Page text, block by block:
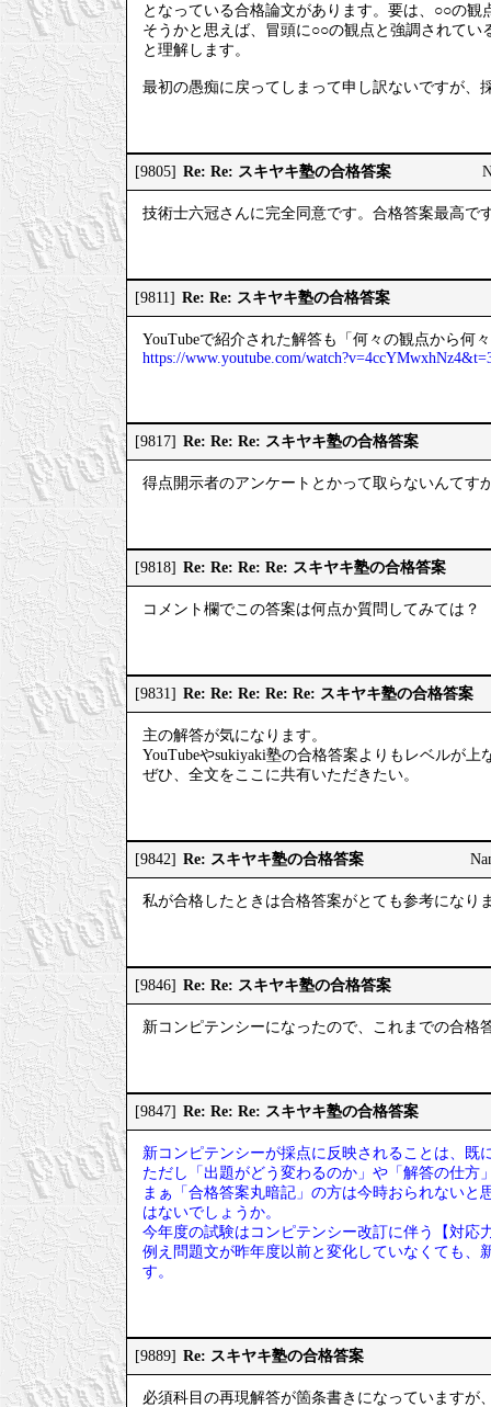
となっている合格論文があります。要は、○○の
そうかと思えば、冒頭に○○の観点と強調されて
と理解します。
最初の愚痴に戻ってしまって申し訳ないですが、
[9805] Re: Re: スキヤキ塾の合格答案
技術士六冠さんに完全同意です。合格答案最高で
[9811] Re: Re: スキヤキ塾の合格答案
YouTubeで紹介された解答も「何々の観点から何
https://www.youtube.com/
[9817] Re: Re: Re: スキヤキ塾の合格答案
得点開示者のアンケートとかって取らないんてす
[9818] Re: Re: Re: Re: スキヤキ塾の合格答案
コメント欄でこの答案は何点か質問してみては？
[9831] Re: Re: Re: Re: Re: スキヤキ塾の合格答案
主の解答が気になります。
YouTubeやsukiyaki塾の合格答案よりもレベルが上
ぜひ、全文をここに共有いただきたい。
[9842] Re: スキヤキ塾の合格答案
私が合格したときは合格答案がとても参考になり
[9846] Re: Re: スキヤキ塾の合格答案
新コンピテンシーになったので、これまでの合
[9847] Re: Re: Re: スキヤキ塾の合格答案
新コンピテンシーが採点に反映されることは、既
ただし「出題がどう変わるのか」や「解答の仕
まぁ「合格答案丸暗記」の方は今時おられない
はないでしょうか。
今年度の試験はコンピテンシー改訂に伴う【対応
例え問題文が昨年度以前と変化していなくても、
す。
[9889] Re: スキヤキ塾の合格答案
必須科目の再現解答が箇条書きになっていますが